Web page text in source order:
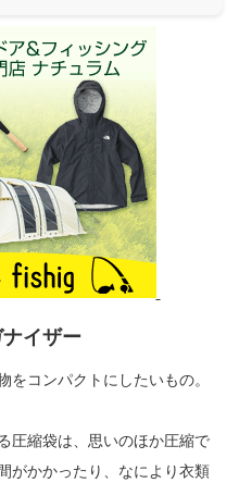
イザー
コンパクトにしたいもの。
圧縮袋は、思いのほか圧縮で
がかかったり、なにより衣類